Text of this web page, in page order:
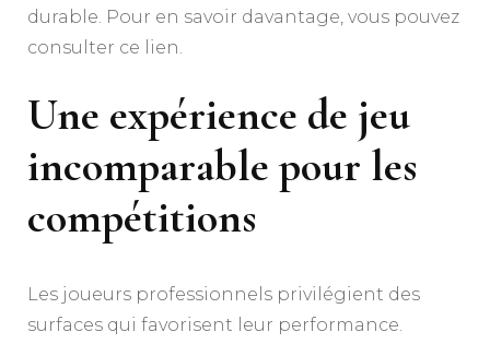
durable. Pour en savoir davantage, vous pouvez
consulter ce lien.
Une expérience de jeu
incomparable pour les
compétitions
Les joueurs professionnels privilégient des
surfaces qui favorisent leur performance.